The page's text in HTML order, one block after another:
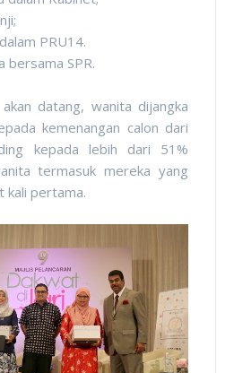
PRU14.
bersama SPR.
datang, wanita dijangka
kemenangan calon dari
kepada lebih dari 51%
termasuk mereka yang
kali pertama.